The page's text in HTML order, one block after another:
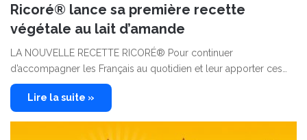
Ricoré® lance sa première recette
végétale au lait d’amande
LA NOUVELLE RECETTE RICORÉ® Pour continuer
d’accompagner les Français au quotidien et leur apporter ces…
Lire la suite »